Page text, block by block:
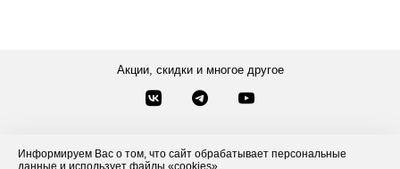
Информируем Вас о том, что сайт обрабатывает персональные
данные и использует файлы «cookies».
Акции, скидки и многое другое